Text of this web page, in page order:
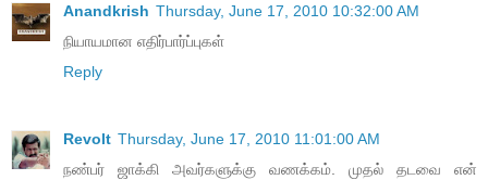
Anandkrish Thursday, June 17, 2010 10:32:00 AM
நியாயமான எதிர்பார்ப்புகள்
Reply
Revolt Thursday, June 17, 2010 11:01:00 AM
நண்பர் ஜாக்கி அவர்களுக்கு வணக்கம். முதல் தடவை என்